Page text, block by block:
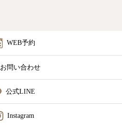
WEB予約
お問い合わせ
公式LINE
Instagram